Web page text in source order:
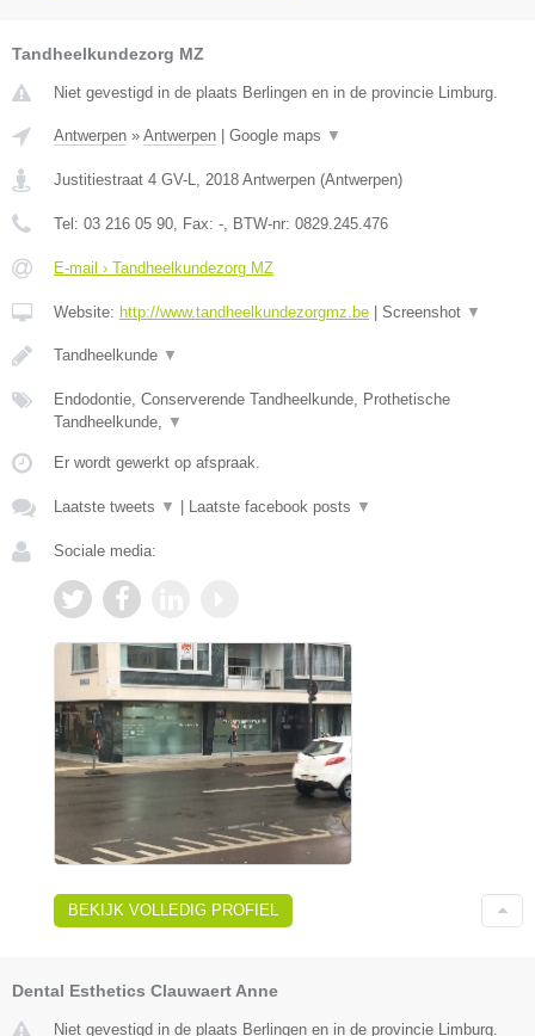
Tandheelkundezorg MZ
Niet gevestigd in de plaats Berlingen en in de provincie Limburg.
Antwerpen » Antwerpen Google maps ▼
Justitiestraat 4 GV-L 2018 Antwerpen (Antwerpen)
Tel: 03 216 05 90 , Fax: - , BTW-nr: 0829.245.476
E-mail › Tandheelkundezorg MZ
Website: http://www.tandheelkundezorgmz.be Screenshot ▼
Tandheelkunde ▼
Endodontie, Conserverende Tandheelkunde, Prothetische
Tandheelkunde,
▼
Er wordt gewerkt op afspraak.
Laatste tweets ▼ Laatste facebook posts ▼
Sociale media:
BEKIJK VOLLEDIG PROFIEL
Dental Esthetics Clauwaert Anne
Niet gevestigd in de plaats Berlingen en in de provincie Limburg.